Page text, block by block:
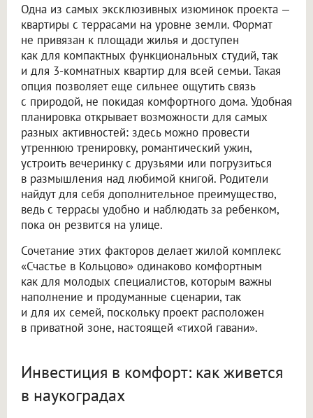
Одна из самых эксклюзивных изюминок проекта —
квартиры с террасами на уровне земли. Формат
не привязан к площади жилья и доступен
как для компактных функциональных студий, так
и для 3-комнатных квартир для всей семьи. Такая
опция позволяет еще сильнее ощутить связь
с природой, не покидая комфортного дома. Удобная
планировка открывает возможности для самых
разных активностей: здесь можно провести
утреннюю тренировку, романтический ужин,
устроить вечеринку с друзьями или погрузиться
в размышления над любимой книгой. Родители
найдут для себя дополнительное преимущество,
ведь с террасы удобно и наблюдать за ребенком,
пока он резвится на улице.
Сочетание этих факторов делает жилой комплекс
«Счастье в Кольцово» одинаково комфортным
как для молодых специалистов, которым важны
наполнение и продуманные сценарии, так
и для их семей, поскольку проект расположен
в приватной зоне, настоящей «тихой гавани».
Инвестиция в комфорт: как живется
в наукоградах